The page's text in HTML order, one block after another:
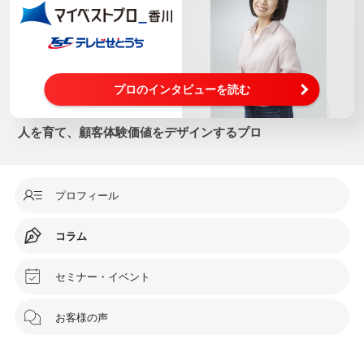
プロのインタビューを読む
人を育て、顧客体験価値をデザインするプロ
プロフィール
コラム
セミナー・イベント
お客様の声